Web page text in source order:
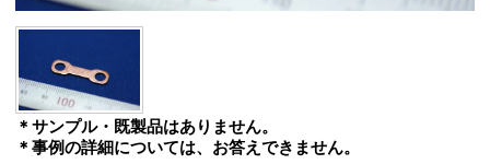
＊サンプル・既製品はありません。
＊事例の詳細については、お答えできません。